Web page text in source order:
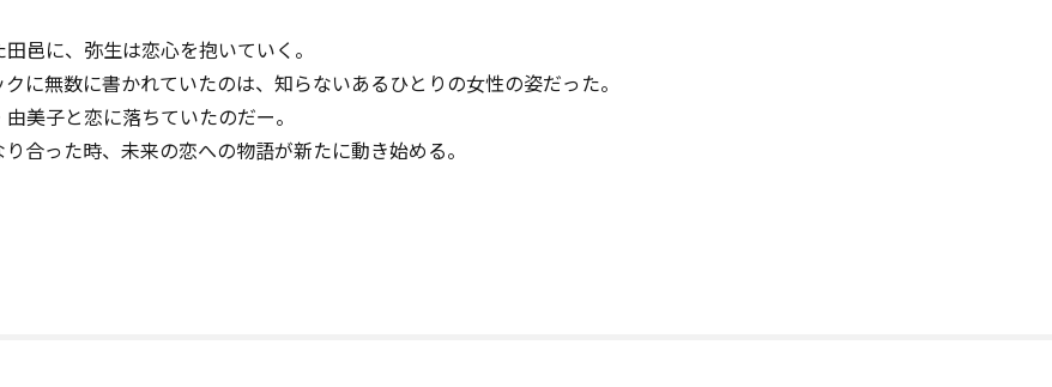
邑に、弥生は恋心を抱いていく。
に無数に書かれていたのは、知らないあるひとりの女性の姿だった。
美子と恋に落ちていたのだー。
った時、未来の恋への物語が新たに動き始める――。